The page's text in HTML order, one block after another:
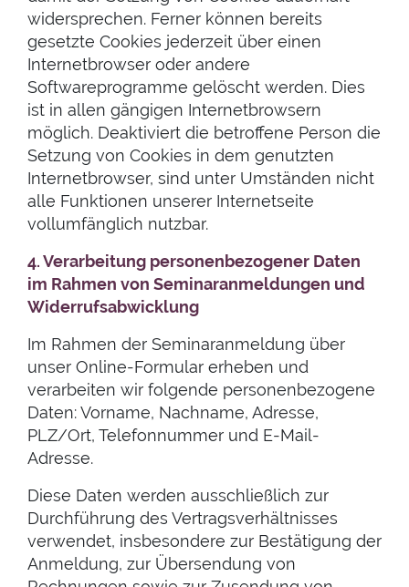
widersprechen. Ferner können bereits
gesetzte Cookies jederzeit über einen
Internetbrowser oder andere
Softwareprogramme gelöscht werden. Dies
ist in allen gängigen Internetbrowsern
möglich. Deaktiviert die betroffene Person die
Setzung von Cookies in dem genutzten
Internetbrowser, sind unter Umständen nicht
alle Funktionen unserer Internetseite
vollumfänglich nutzbar.
4. Verarbeitung personenbezogener Daten
im Rahmen von Seminaranmeldungen und
Widerrufsabwicklung
Im Rahmen der Seminaranmeldung über
unser Online-Formular erheben und
verarbeiten wir folgende personenbezogene
Daten: Vorname, Nachname, Adresse,
PLZ/Ort, Telefonnummer und E-Mail-
Adresse.
Diese Daten werden ausschließlich zur
Durchführung des Vertragsverhältnisses
verwendet, insbesondere zur Bestätigung der
Anmeldung, zur Übersendung von